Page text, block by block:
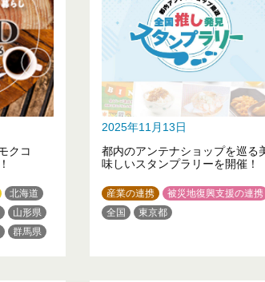
クコ
北海道
山形県
群馬県
2025年11月13日
都内のアンテナショップを巡る
味しいスタンプラリーを開催！
産業の連携
被災地復興支援の連携
全国
東京都